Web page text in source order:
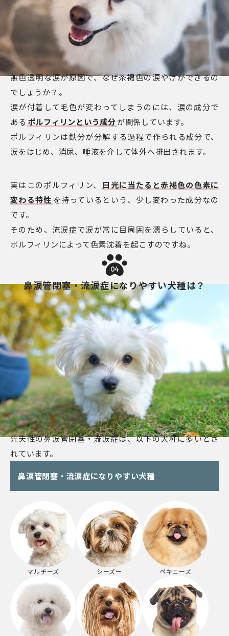
無色透明な涙が原因で、なぜ茶褐色の涙やけができるの
でしょうか？。
涙が付着して毛色が変わってしまうのには、涙の成分で
ある ポルフィリンという成分が関係しています。
ポルフィリンは鉄分が分解する過程で作られる成分で、
涙をはじめ、消尿、唾液を介して体外へ排出されます。
実はこのポルフィリン、
日光に当たると赤褐色の色素に
変わる特性 を持っているという、少し変わった成分なの
です。
そのため、流涙症で涙が常に目周囲を濡らしていると、
ポルフィリンによって色素沈着を起こすのですね。
04
鼻涙管閉塞・流涙症になりやすい犬種は？
先天性の鼻涙管閉塞・流涙症は、以下の犬種に多いとさ
れています。
鼻涙管閉塞・流涙症になりやすい犬種
マルチーズ シーズー ペキニーズ